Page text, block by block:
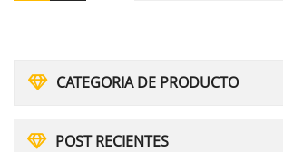
CATEGORIA DE PRODUCTO
POST RECIENTES